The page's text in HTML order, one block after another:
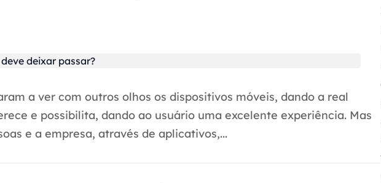
a ver com outros olhos os dispositivos móveis, dando a real
e possibilita, dando ao usuário uma excelente experiência. Mas
e a empresa, através de aplicativos,...